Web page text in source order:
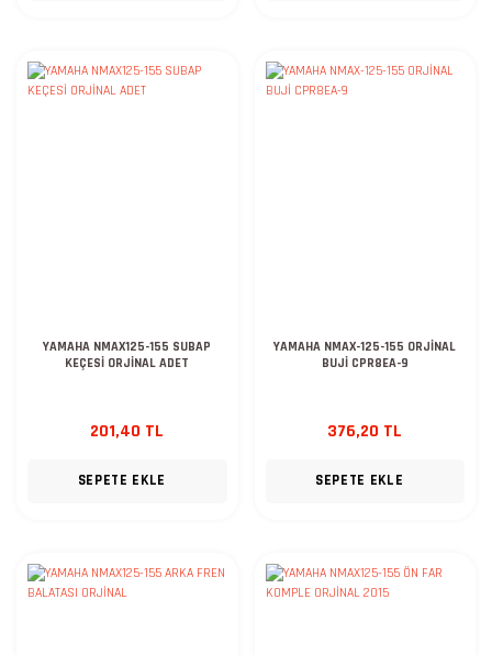
YAMAHA NMAX125-155 SUBAP
KEÇESİ ORJİNAL ADET
201,40 TL
SEPETE EKLE
YAMAHA NMAX-125-155 ORJİNAL
BUJİ CPR8EA-9
376,20 TL
SEPETE EKLE